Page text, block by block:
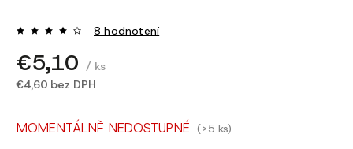
8 hodnotení
€5,10
/ ks
€4,60 bez DPH
MOMENTÁLNĚ NEDOSTUPNÉ (>5 ks)